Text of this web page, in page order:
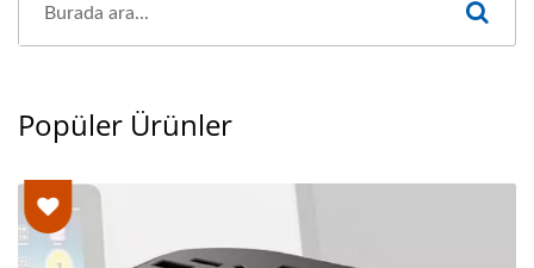
Popüler Ürünler